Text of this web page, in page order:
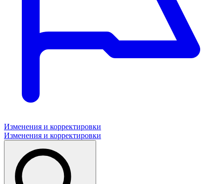
Изменения и корректировки
Изменения и корректировки